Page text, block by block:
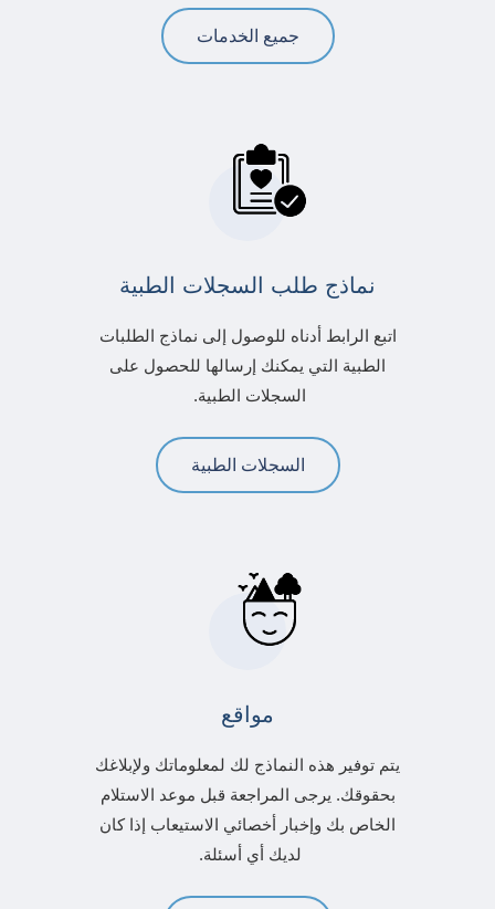
جميع الخدمات
نماذج طلب السجلات الطبية
اتبع الرابط أدناه للوصول إلى نماذج الطلبات
الطبية التي يمكنك إرسالها للحصول على
السجلات الطبية.
السجلات الطبية
مواقع
يتم توفير هذه النماذج لك لمعلوماتك ولإبلاغك
بحقوقك. يرجى المراجعة قبل موعد الاستلام
الخاص بك وإخبار أخصائي الاستيعاب إذا كان
لديك أي أسئلة.